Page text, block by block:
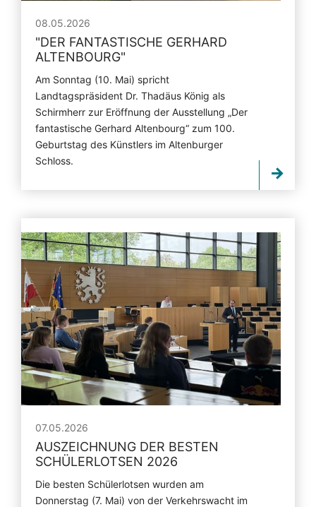
08.05.2026
"DER FANTASTISCHE GERHARD
ALTENBOURG"
Am Sonntag (10. Mai) spricht
Landtagspräsident Dr. Thadäus König als
Schirmherr zur Eröffnung der Ausstellung „Der
fantastische Gerhard Altenbourg“ zum 100.
Geburtstag des Künstlers im Altenburger
Schloss.
07.05.2026
AUSZEICHNUNG DER BESTEN
SCHÜLERLOTSEN 2026
Die besten Schülerlotsen wurden am
Donnerstag (7. Mai) von der Verkehrswacht im